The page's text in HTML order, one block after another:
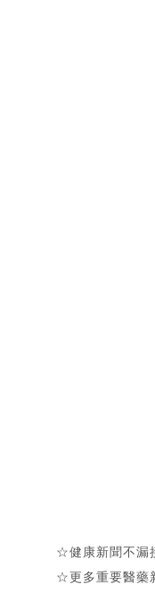
☆健康新聞不漏
☆更多重要醫藥